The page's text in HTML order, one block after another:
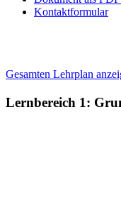
Kontaktformular
Gesamten Lehrplan
Lernbereich 1: